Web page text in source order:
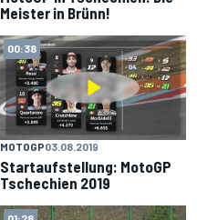
Meister in Brünn!
00:38
MOTOGP03.08.2019
Startaufstellung: MotoGP
Tschechien 2019